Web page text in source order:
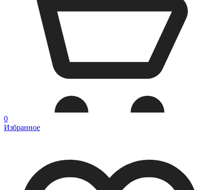
0
Избранное